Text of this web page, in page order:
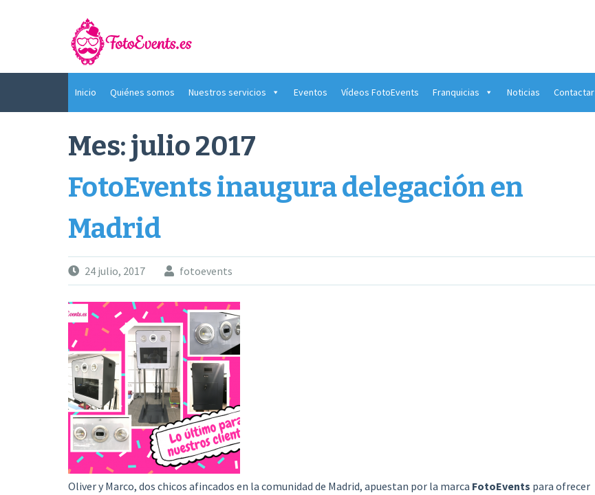
Inicio Quiénes somos Nuestros servicios Eventos Vídeos FotoEvents Franquicias Noticias Contactar
Mes:julio 2017
FotoEvents inaugura delegación en
Madrid
24 julio, 2017 fotoevents
Oliver y Marco, dos chicos afincados en la comunidad de Madrid, apuestan por la marca FotoEvents para ofrecer